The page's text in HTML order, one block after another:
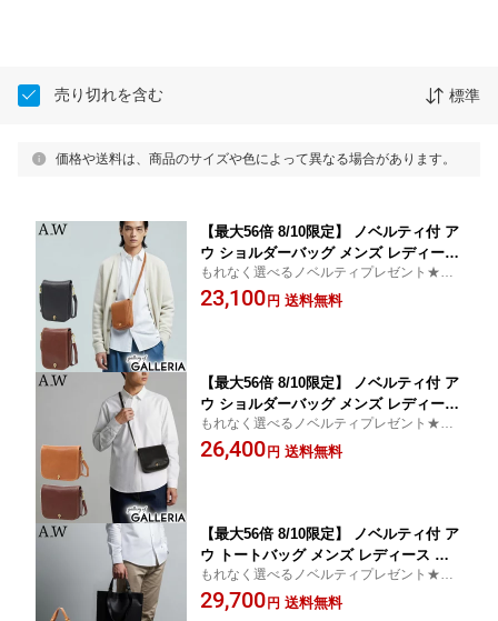
売り切れを含む 標準
価格や送料は、商品のサイズや色によって異なる場合があります。
【最大56倍 8/10限定】 ノベルティ付 ア
ウ ショルダーバッグ メンズ レディース
A_W 斜めがけ 小さめ 革 本革 牛革 レザ
ー ブランド 大人 軽量 メールバッグ シ
もれなく選べるノベルティプレゼント★代
引手数料無料★A_W アウ ショルダーバッグ
ミニショルダー カウレザー
23,100円 送料無料
【最大56倍 8/10限定】 ノベルティ付 ア
ウ ショルダーバッグ メンズ レディース
A_W 斜めがけ 小さめ 革 本革 牛革 レザ
ー ブランド 大人 メールバッグ シンプ
もれなく選べるノベルティプレゼント★代
引手数料無料★A_W アウ ショルダーバッグ
コンパクトショルダー カウレザー
26,400円 送料無料
【最大56倍 8/10限定】 ノベルティ付 ア
ウ トートバッグ メンズ レディース 大
きめ A4 A_W 本革 革 牛革 レザー 縦型
縦 ブランド カジュアル 通勤 手持ち 肩
もれなく選べるノベルティプレゼント★代
引手数料無料★A_W アウ トートバッグ レ
ザートートバッグ お洒落
29,700円 送料無料